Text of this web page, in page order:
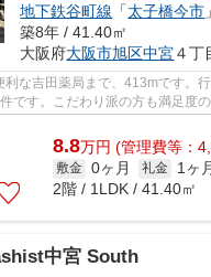
地下鉄谷町線 「太子橋今市
築8年 / 41.40㎡
大阪府大阪市旭区中宮４丁
な吉田薬局まで、413mです。
です。こだわり派の方も満足度の
設備と綺麗な室...
8.8万円 (管理費等：
敷金 0ヶ月 礼金
1ヶ
2階 / 1LDK / 41.40㎡
中宮 South